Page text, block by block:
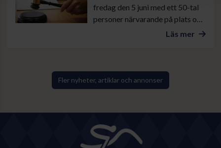
fredag den 5 juni med ett 50-tal
personer närvarande på plats och
ytterligare ett antal åhörare på
styrelsen samt representanter
för valberedning och
Läs mer
Fler nyheter, artiklar och annonser